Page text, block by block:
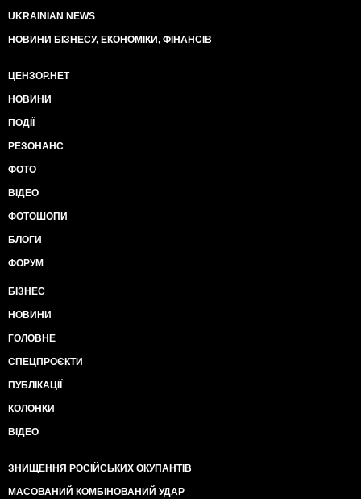
UKRAINIAN NEWS
НОВИНИ БІЗНЕСУ, ЕКОНОМІКИ, ФІНАНСІВ
ЦЕНЗОР.НЕТ
НОВИНИ
ПОДІЇ
РЕЗОНАНС
ФОТО
ВІДЕО
ФОТОШОПИ
БЛОГИ
ФОРУМ
БІЗНЕС
НОВИНИ
ГОЛОВНЕ
СПЕЦПРОЄКТИ
ПУБЛІКАЦІЇ
КОЛОНКИ
ВІДЕО
ЗНИЩЕННЯ РОСІЙСЬКИХ ОКУПАНТІВ
МАСОВАНИЙ КОМБІНОВАНИЙ УДАР